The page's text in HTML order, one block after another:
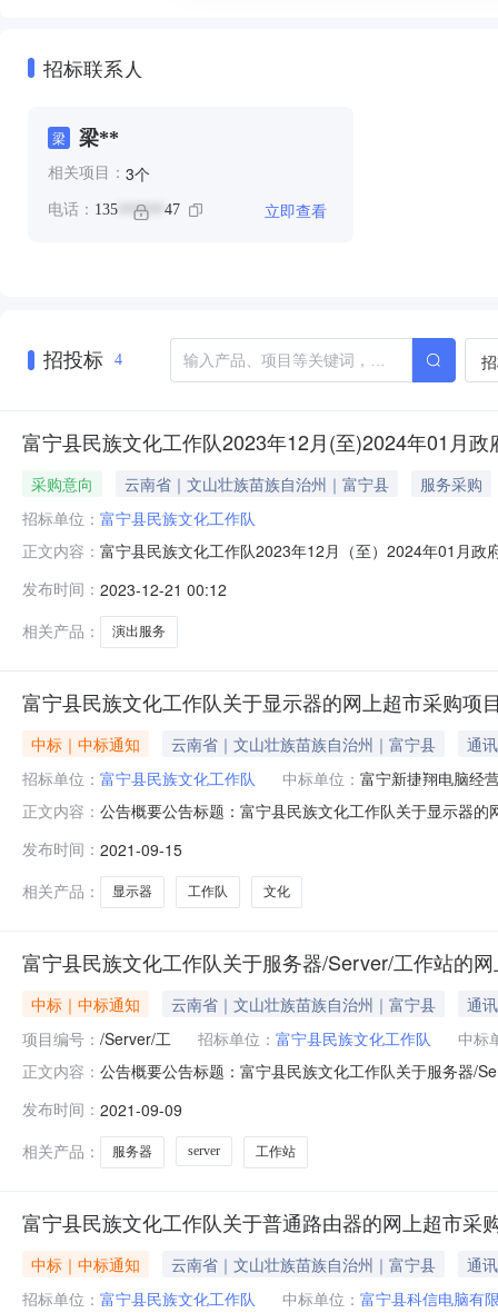
招标联系人
梁 梁**
相关项目： 3个
电话： 135 ****** 47 立即查看
招投标 4
富宁县民族文化工作队2023年12月(至)2024年01月政
采购意向 云南省｜文山壮族苗族自治州｜富宁县
服务采购
招标单位： 富宁县民族文化工作队
正文内容： 富宁县民族文化工作队2023年12月（至）2024年01月
《螺蛳姑娘》演出服务采购项目负责该演出项目的剧目
设计租赁、舞台搭设、舞
发布时间： 2023-12-21 00:12
相关产品：
演出服务
富宁县民族文化工作队关于显示器的网上超市采购项
中标｜中标通知 云南省｜文山壮族苗族自治州｜富宁县
通
招标单位： 富宁县民族文化工作队 中标单位： 富宁新捷翔电脑经
正文内容： 公告概要公告标题：富宁县民族文化工作队关于显示器
号:1799355000009584602）采购已经结束，现将采购
号:1799355000009584602项目
发布时间： 2021-09-15
相关产品：
显示器 工作队 文化
富宁县民族文化工作队关于服务器/Server/工作站的
中标｜中标通知 云南省｜文山壮族苗族自治州｜富宁县
通
项目编号： /Server/工 招标单位： 富宁县民族文化工作队
中标
正文内容： 公告概要公告标题：富宁县民族文化工作队关于服务器/
目编号:1799355000009462785）采购已经结束，现将
发布时间： 2021-09-09
相关产品：
服务器 server 工作站
富宁县民族文化工作队关于普通路由器的网上超市采
中标｜中标通知 云南省｜文山壮族苗族自治州｜富宁县
通
招标单位： 富宁县民族文化工作队 中标单位： 富宁县科信电脑有